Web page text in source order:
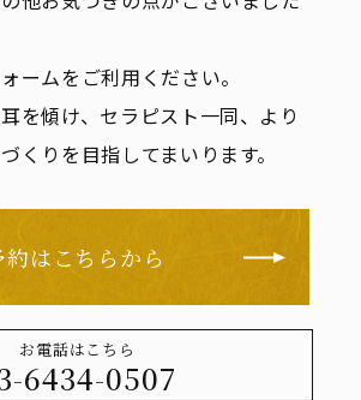
ームをご利用ください。
を傾け、セラピスト一同、より
くりを目指してまいります。
約はこちらから
お電話はこちら
6434-0507